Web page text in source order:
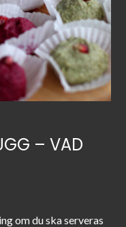
– VAD
om du ska serveras